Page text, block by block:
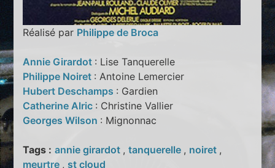
Réalisé par Philippe de Broca
Annie Girardot : Lise Tanquerelle
Philippe Noiret : Antoine Lemercier
Hubert Deschamps : Gardien
Catherine Alric : Christine Vallier
Georges Wilson : Mignonnac
Tags : annie girardot ,tanquerelle , noiret ,
meurtre , st cloud